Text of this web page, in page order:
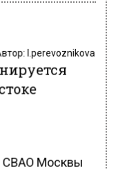
l.perevoznikova
СВАО Москвы